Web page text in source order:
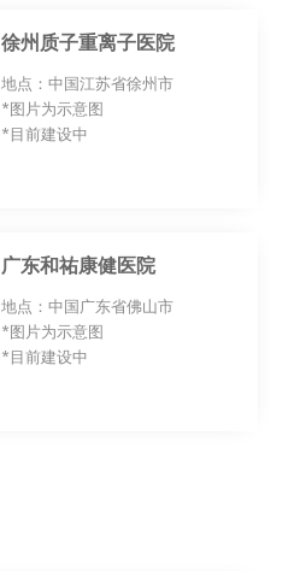
徐州质子重离子医院
地点：中国江苏省徐州市
*图片为示意图
*目前建设中
广东和祐康健医院
地点：中国广东省佛山市
*图片为示意图
*目前建设中